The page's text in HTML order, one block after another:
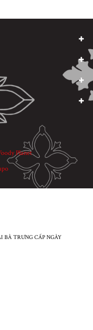
Planet
BÀ TRƯNG CẤP NGÀY